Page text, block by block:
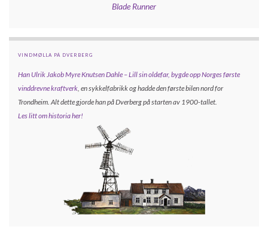
Blade Runner
VINDMØLLA PÅ DVERBERG
Han Ulrik Jakob Myre Knutsen Dahle – Lill sin oldefar, bygde oppNorges første
vinddrevne kraftverk , en sykkelfabrikk og hadde den første bilen nord for
Trondheim. Alt dette gjorde han på Dverberg på starten av 1900-tallet.
Les litt om historia her!